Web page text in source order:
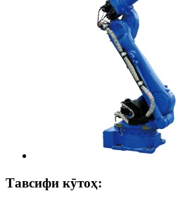
Тавсифи кӯтоҳ: